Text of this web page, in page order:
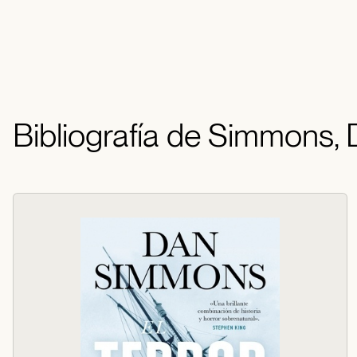
Bibliografía de Simmons,